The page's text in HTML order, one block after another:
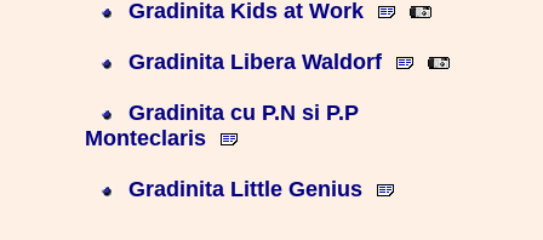
Gradinita Kids at Work
Gradinita Libera Waldorf
Gradinita cu P.N si P.P
Monteclaris
Gradinita Little Genius